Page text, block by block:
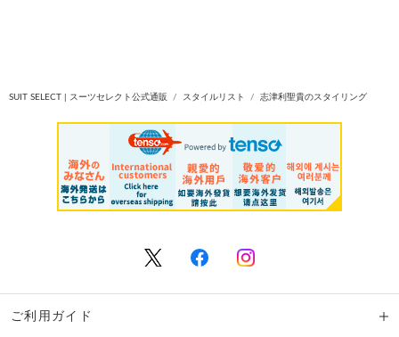
SUIT SELECT | スーツセレクト公式通販 スタイルリスト 志津利聖貴のスタイリング
ご利用ガイド